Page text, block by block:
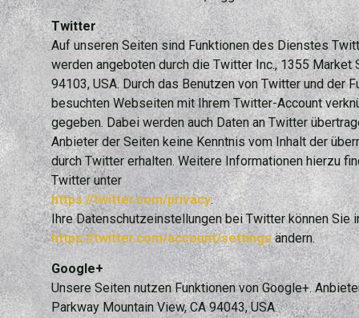
Twitter
Auf unseren Seiten sind Funktionen des Dienstes
werden angeboten durch die Twitter Inc., 1355 Market
94103, USA. Durch das Benutzen von Twitter und der
besuchten Webseiten mit Ihrem Twitter-Account
gegeben. Dabei werden auch Daten an Twitter
Anbieter der Seiten keine Kenntnis vom Inhalt der
durch Twitter erhalten. Weitere Informationen hierzu
Twitter unter
https://twitter.com/privacy.
Ihre Datenschutzeinstellungen bei Twitter können Sie
https://twitter.com/account/settingsändern.
Google+
Unsere Seiten nutzen Funktionen von Google+.
Parkway Mountain View, CA 94043, USA.